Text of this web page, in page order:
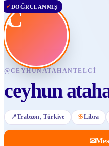
C
✓DOĞRULANMIŞ
@CEYHUNATAHANTELCI
ceyhun
📍Trabzon, Türkiye ♋Libra
✉